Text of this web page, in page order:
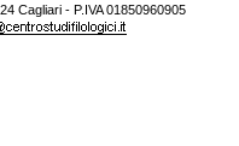
Cagliari - P.IVA 01850960905